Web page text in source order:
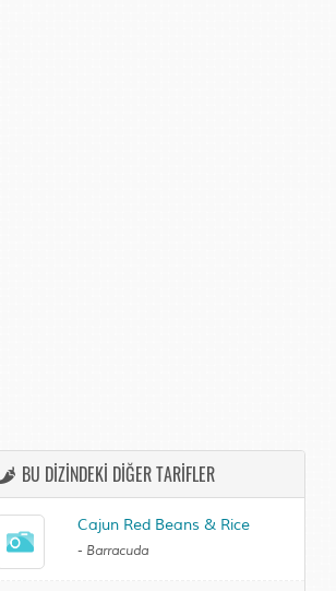
BU DİZİNDEKİ DİĞER TARİFLER
Cajun Red Beans & Rice
- Barracuda